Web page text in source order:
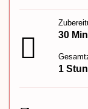
30
1